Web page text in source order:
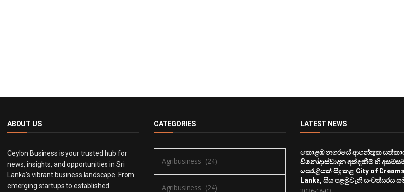
ABOUT US
Ceylon Business is your trusted hub for
news, insights, and opportunities in Sri
Lanka’s vibrant business landscape. From
emerging startups to established
CATEGORIES LATEST NEWS
කොළඹ නගරයේ ආගන්තුක
විනෝදාස්වාදන අත්දැකීම් හි
පෙරැළියක් සිදු කළ City of
Lanka, සිය පළමුවැනි සංවත්සරය